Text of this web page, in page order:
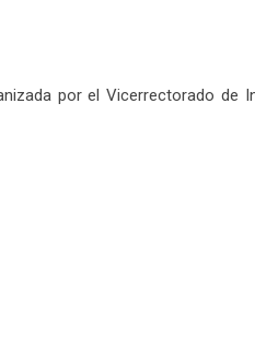
por el Vicerrectorado de